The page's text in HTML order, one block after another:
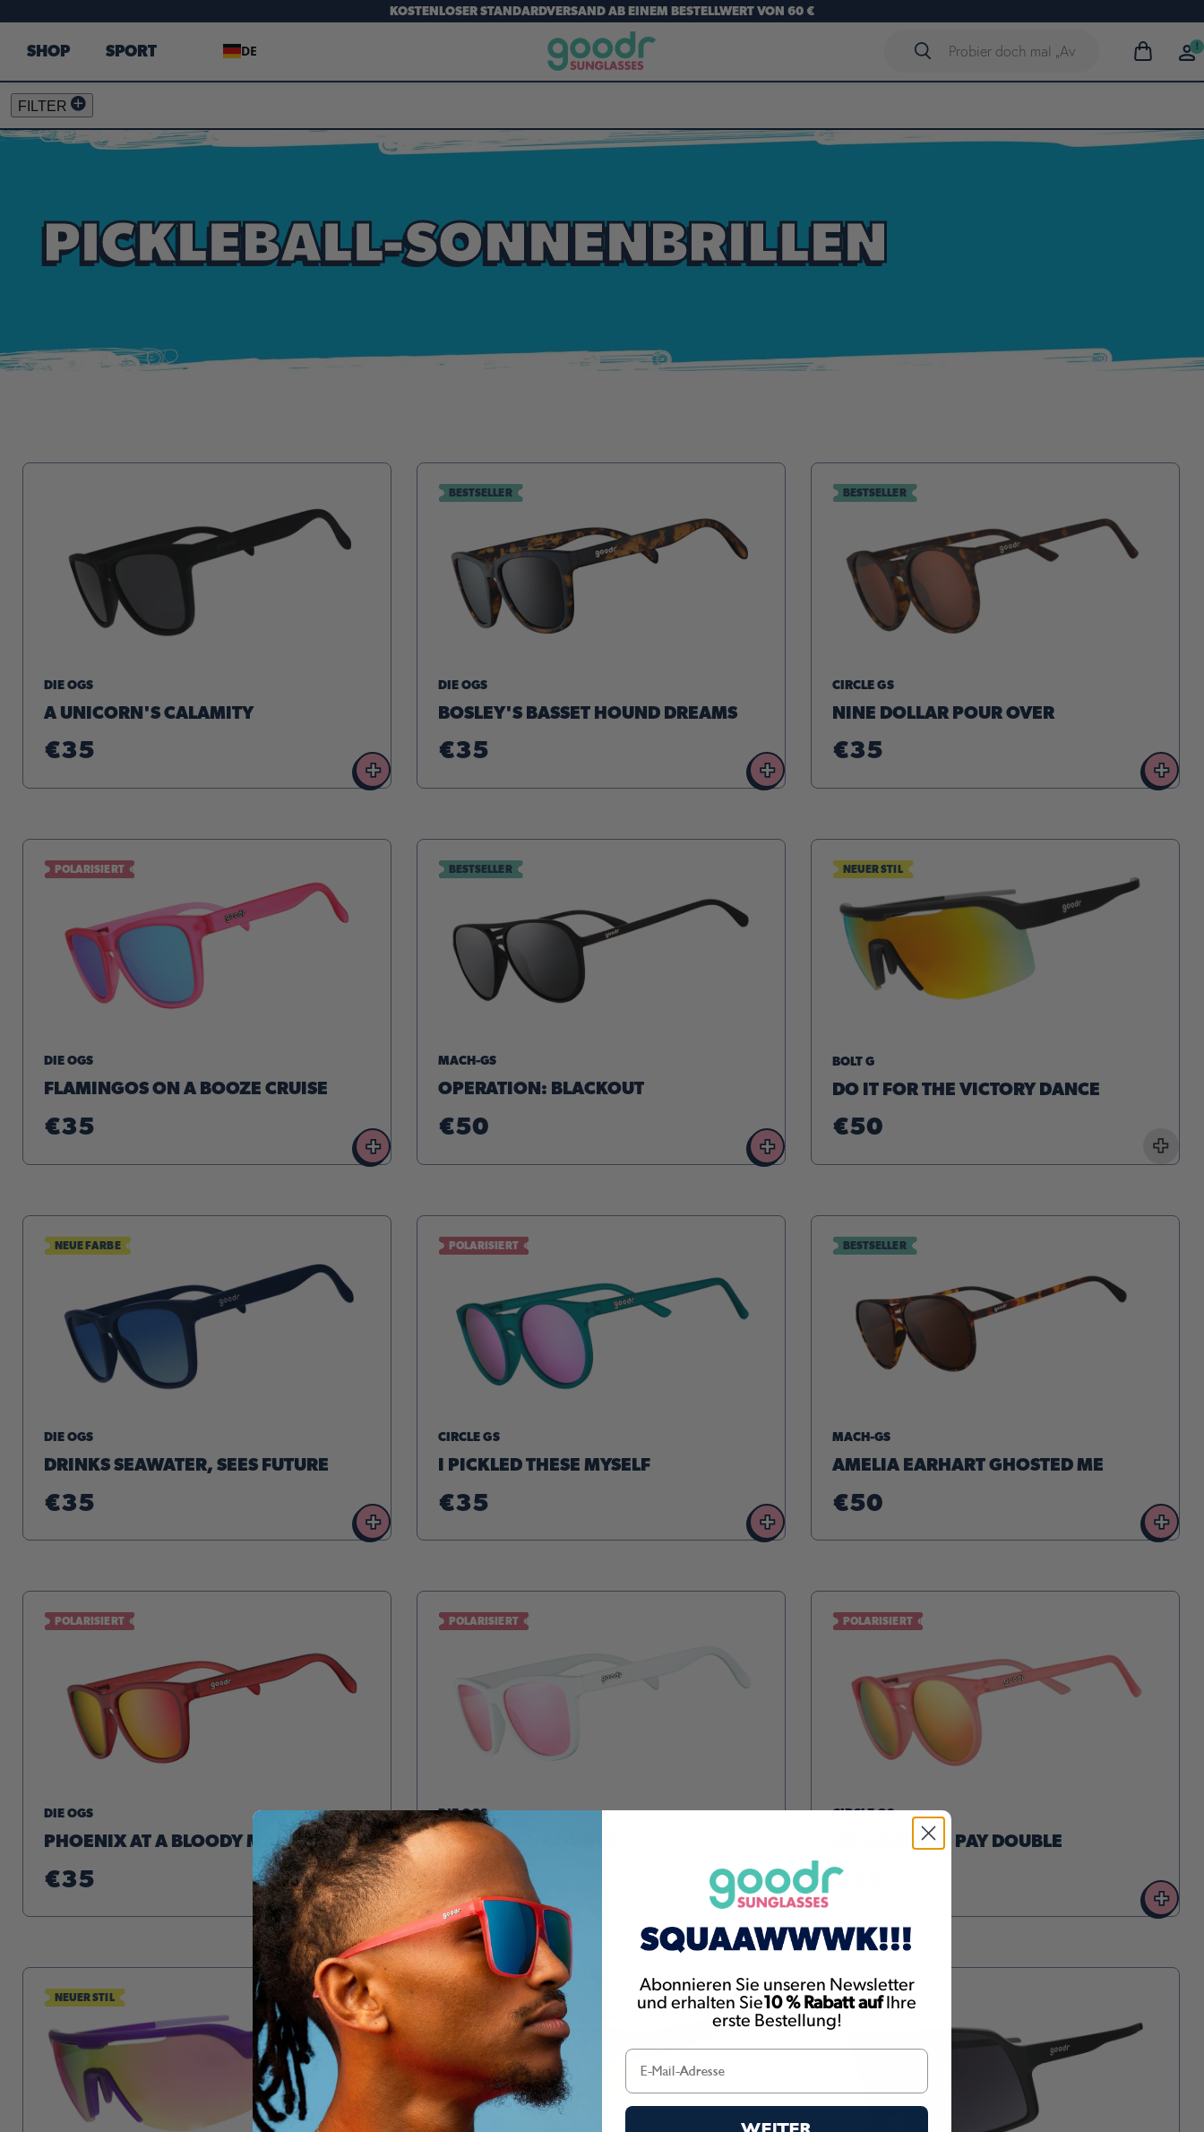
KOSTENLOSER STANDARDVERSAND AB EINEM BESTELLWERT VON 60 €
SHOP SPORT DE
anzeigen
!
FILTER
PICKLEBALL-SONNENBRILLEN
DIE OGS
A UNICORN'S CALAMITY
€35
+
BESTSELLER
DIE OGS
BOSLEY'S BASSET HOUND DREAMS
€35
+
BESTSELLER
CIRCLE GS
NINE DOLLAR POUR OVER
€35
+
POLARISIERT
DIE OGS
FLAMINGOS ON A BOOZE CRUISE
€35
+
BESTSELLER
MACH-GS
OPERATION: BLACKOUT
€50
+
NEUER STIL
BOLT G
DO IT FOR THE VICTORY DANCE
€50
+
NEUE FARBE
DIE OGS
DRINKS SEAWATER, SEES FUTURE
€35
+
POLARISIERT
CIRCLE GS
I PICKLED THESE MYSELF
€35
+
BESTSELLER
MACH-GS
AMELIA EARHART GHOSTED ME
€50
+
POLARISIERT
DIE OGS
PHOENIX AT A BLOODY MARY BAR
€35
+
POLARISIERT
DIE OGS
AU REVOIR, GOPHER
€35
+
POLARISIERT
CIRCLE GS
INFLUENCERS PAY DOUBLE
€35
+
NEUER STIL NEUER STIL NEUER STIL
Abonnieren Sie unseren Newsletter
und erhalten Sie10 % Rabatt aufIhre
erste Bestellung!